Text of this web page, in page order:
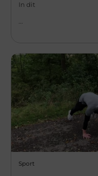
In dit
Sport